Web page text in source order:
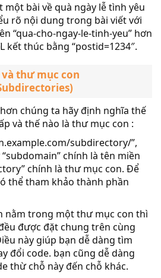
bài về quà ngày lễ tình yêu
rõ nội dung trong bài viết với
“qua-cho-ngay-le-tinh-yeu” hơn
kết thúc bằng “postid=1234″.
thư mục con
chúng ta hãy định nghĩa thế
và thế nào là thư mục con :
subdirectory/”,
chính là tên miền
chính là thư mục con. Để
thể tham khảo thành phần
nằm trong một thư mục con thì
được đặt chung trên cùng
này giúp bạn dễ dàng tìm
đổi code. bạn cũng dễ dàng
thừ chỗ này đến chỗ khác.